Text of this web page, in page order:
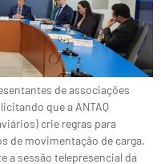
de associações
que a ANTAQ
crie regras para
de movimentação de carga.
a sessão telepresencial da